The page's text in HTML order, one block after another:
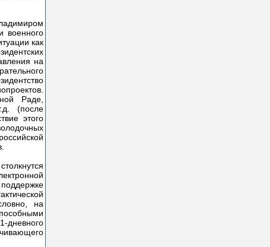
военного
как
на
Раде,
(после
этого
на
дневного